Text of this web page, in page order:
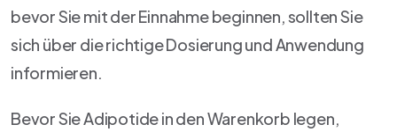
bevor Sie mit der Einnahme beginnen, sollten Sie
sich über die richtige Dosierung und Anwendung
informieren.
Bevor Sie Adipotide in den Warenkorb legen,